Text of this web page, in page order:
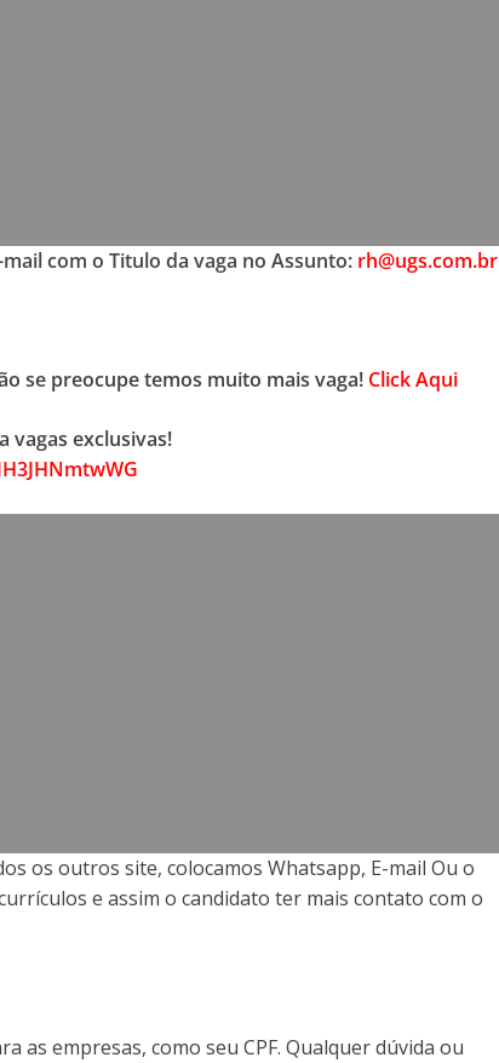
com o Titulo da vaga no Assunto: rh@ugs.com.br
se preocupe temos muito mais vaga! Click Aqui
vagas exclusivas!
os outros site, colocamos Whatsapp, E-mail Ou o
e assim o candidato ter mais contato com o
as empresas, como seu CPF. Qualquer dúvida ou